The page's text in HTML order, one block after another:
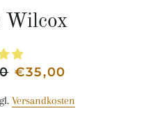
Wilcox
Sonderpreis
€35,00
Versandkosten